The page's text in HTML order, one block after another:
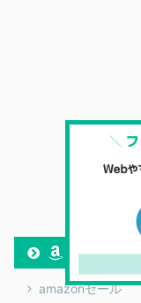
amazon
amazonセール